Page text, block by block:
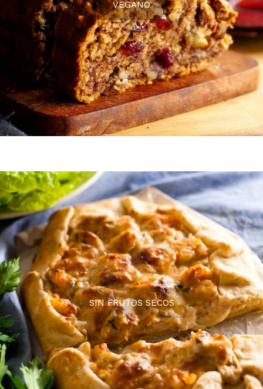
VEGANO
SIN FRUTOS SECOS